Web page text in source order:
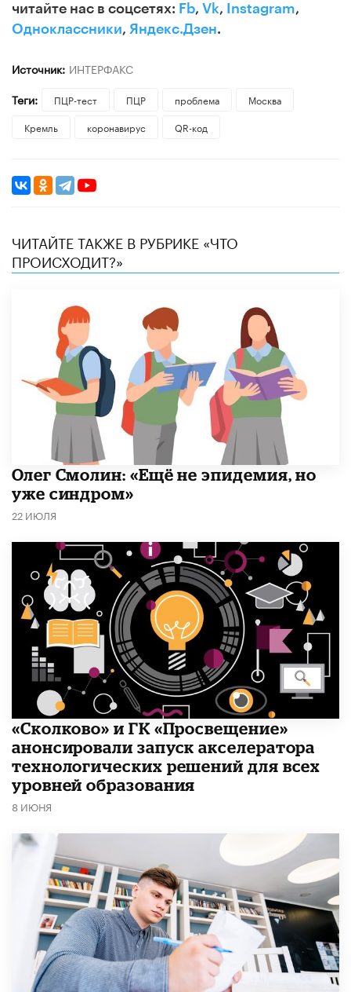
читайте нас в соцсетях: Fb, Vk, Instagram,
Одноклассники, Яндекс.Дзен.
Источник: ИНТЕРФАКС
Теги:
ПЦР-тест ПЦР проблема
Москва
Кремль
коронавирус QR-код
ЧИТАЙТЕ ТАКЖЕ В РУБРИКЕ «ЧТО
ПРОИСХОДИТ?»
​Олег Смолин: «Ещё не эпидемия, но
уже синдром»
22 ИЮЛЯ
«Сколково» и ГК «Просвещение»
анонсировали запуск акселератора
технологических решений для всех
уровней образования
8 ИЮНЯ